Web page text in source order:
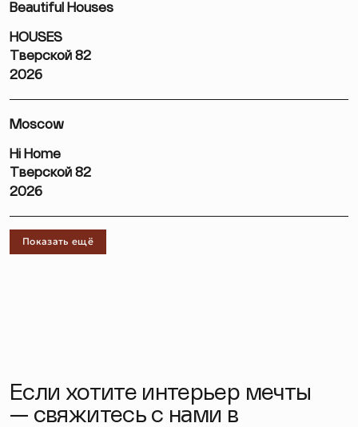
Beautiful Houses
HOUSES
Тверской 82
2026
Moscow
Hi Home
Тверской 82
2026
Показать ещё
Если хотите интерьер мечты
— свяжитесь с нами в